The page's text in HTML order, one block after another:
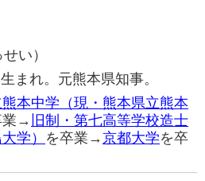
い）
まれ。元熊本県知事。
熊本中学（現・熊本県立熊本
業→ 旧制・第七高等学校造士
学） を卒業→京都大学を卒